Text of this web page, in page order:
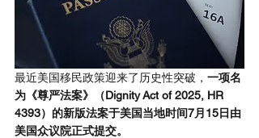
最近美国移民政策迎来了历史性突破， 一项名
为《尊严法案》（Dignity Act of 2025, HR
4393）的新版法案于美国当地时间7月15日由
美国众议院正式提交。